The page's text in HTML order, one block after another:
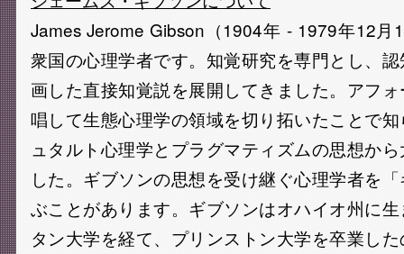
James Jerome Gibson（1904年 - 1979年12月
衆国の心理学者です。知覚研究を専門とし、
画した直接知覚説を展開してきました。アフ
唱して生態心理学の領域を切り拓いたことで
ュタルト心理学とプラグマティズムの思想か
した。ギブソンの思想を受け継ぐ心理学者を
ぶことがあります。ギブソンはオハイオ州に
タン大学を経て、プリンストン大学を卒業し